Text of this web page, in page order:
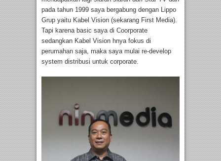
pada tahun 1999 saya bergabung dengan Lippo
Grup yaitu Kabel Vision (sekarang First Media).
Tapi karena basic saya di Coorporate
sedangkan Kabel Vision hnya fokus di
perumahan saja, maka saya mulai re-develop
system distribusi untuk corporate.